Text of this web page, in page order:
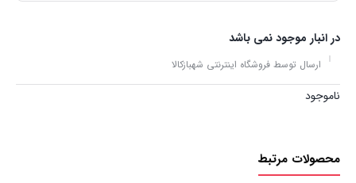
در انبار موجود نمی باشد
ارسال توسط فروشگاه اینترنتی شهبازکالا
ناموجود
محصولات مرتبط